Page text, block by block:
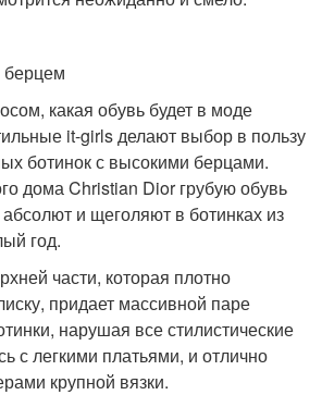
берцем
какая обувь будет в моде
it-girls делают выбор в пользу
ботинок с высокими берцами.
дома Christian Dior грубую обувь
и щеголяют в ботинках из
год.
части, которая плотно
придает массивной паре
нарушая все стилистические
с легкими платьями, и отлично
крупной вязки.